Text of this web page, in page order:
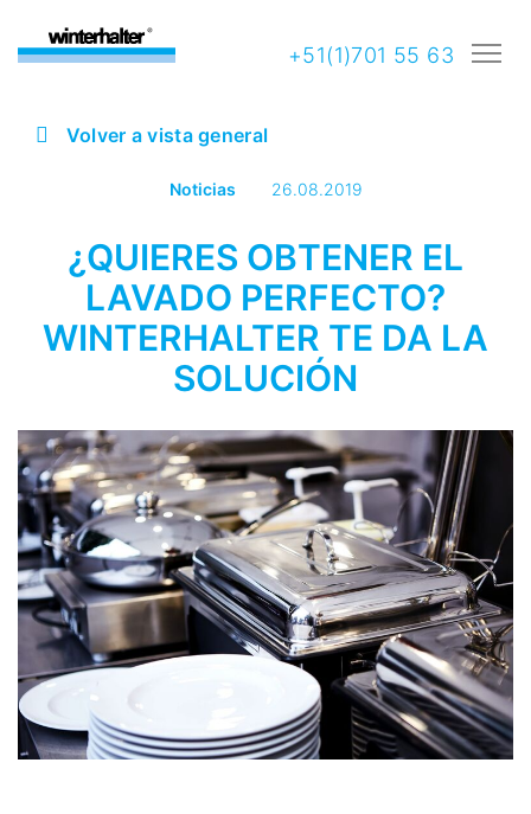
+51(1)701 55 63
Volver a vista general
Noticias 26.08.2019
¿QUIERES OBTENER EL
LAVADO PERFECTO?
WINTERHALTER TE DA LA
SOLUCIÓN